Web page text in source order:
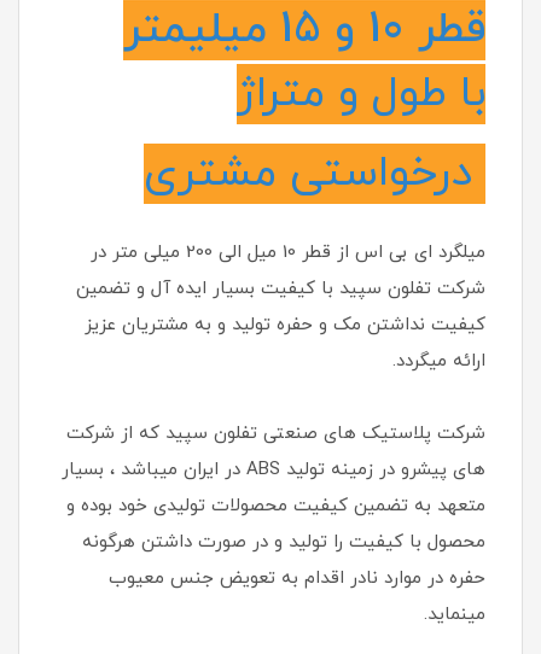
قطر 10 و 15 میلیمتر
با طول و متراژ
درخواستی مشتری
میلگرد ای بی اس از قطر 10 میل الی 200 میلی متر در
شرکت تفلون سپید با کیفیت بسیار ایده آل و تضمین
کیفیت نداشتن مک و حفره تولید و به مشتریان عزیز
ارائه میگردد.
شرکت پلاستیک های صنعتی تفلون سپید که از شرکت
های پیشرو در زمینه تولید ABS در ایران میباشد ، بسیار
متعهد به تضمین کیفیت محصولات تولیدی خود بوده و
محصول با کیفیت را تولید و در صورت داشتن هرگونه
حفره در موارد نادر اقدام به تعویض جنس معیوب
مینماید.